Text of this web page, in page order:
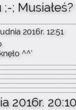
;
2016r. 12:51
^^'
2016r.